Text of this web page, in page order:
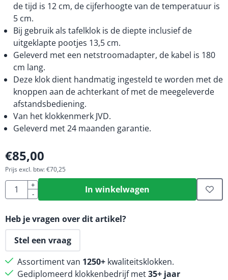
de tijd is 12 cm, de cijferhoogte van de temperatuur is
5 cm.
Bij gebruik als tafelklok is de diepte inclusief de
uitgeklapte pootjes 13,5 cm.
Geleverd met een netstroomadapter, de kabel is 180
cm lang.
Deze klok dient handmatig ingesteld te worden met de
knoppen aan de achterkant of met de meegeleverde
afstandsbediening.
Van het klokkenmerk JVD.
Geleverd met 24 maanden garantie.
€85,00
Prijs excl. btw:€70,25
Aantal
+
-
In winkelwagen
Heb je vragen over dit artikel?
Stel een vraag
Assortiment van 1250+ kwaliteitsklokken.
Gediplomeerd klokkenbedrijf met35+ jaar